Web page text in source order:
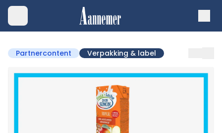
Partnercontent Verpakking & label